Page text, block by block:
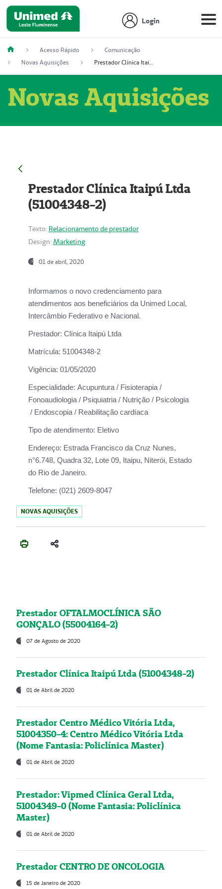
Login
Acesso Rápido
Comunicação
Novas Aquisições
Prestador Clínica Itaipú Ltda (51004348-2)
Novas Aquisições
Prestador Clínica Itaipú Ltda
(51004348-2)
Texto: Relacionamento de prestador
Design: Marketing
01 de abril, 2020
Informamos o novo credenciamento para
atendimentos aos beneficiários da Unimed Local,
Intercâmbio Federativo e Nacional.
Prestador: Clínica Itaipú Ltda
Matrícula: 51004348-2
Vigência: 01/05/2020
Especialidade: Acupuntura / Fisioterapia /
Fonoaudiologia / Psiquiatria / Nutrição / Psicologia
/ Endoscopia / Reabilitação cardíaca
Tipo de atendimento: Eletivo
Endereço: Estrada Francisco da Cruz Nunes,
n°6.748, Quadra 32, Lote 09, Itaipu, Niterói, Estado
do Rio de Janeiro.
Telefone: (021) 2609-8047
NOVAS AQUISIÇÕES
Prestador OFTALMOCLÍNICA SÃO
GONÇALO (55004164-2)
07 de Agosto de 2020
Prestador Clínica Itaipú Ltda (51004348-2)
01 de Abril de 2020
Prestador Centro Médico Vitória Ltda,
51004350-4: Centro Médico Vitória Ltda
(Nome Fantasia: Policlínica Master)
01 de Abril de 2020
Prestador: Vipmed Clínica Geral Ltda,
51004349-0 (Nome Fantasia: Policlínica
Master)
01 de Abril de 2020
Prestador CENTRO DE ONCOLOGIA
15 de Janeiro de 2020